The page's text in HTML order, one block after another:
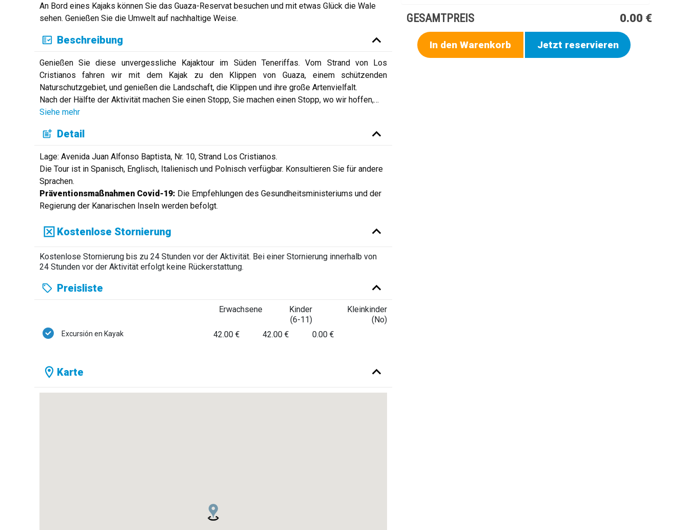
An Bord eines Kajaks können Sie das Guaza-Reservat besuchen und mit etwas Glück die Wale
sehen. Genießen Sie die Umwelt auf nachhaltige Weise.
Beschreibung
Genießen Sie diese unvergessliche Kajaktour im Süden Teneriffas. Vom Strand von Los
Cristianos fahren wir mit dem Kajak zu den Klippen von Guaza, einem schützenden
Naturschutzgebiet, und genießen die Landschaft, die Klippen und ihre große Artenvielfalt.
Nach der Hälfte der Aktivität machen Sie einen Stopp, Sie machen einen Stopp, wo wir hoffen,…
Siehe mehr
Detail
Lage: Avenida Juan Alfonso Baptista, Nr. 10, Strand Los Cristianos.
Die Tour ist in Spanisch, Englisch, Italienisch und Polnisch verfügbar. Konsultieren Sie für andere
Sprachen.
Präventionsmaßnahmen Covid-19: Die Empfehlungen des Gesundheitsministeriums und der
Regierung der Kanarischen Inseln werden befolgt.
Kostenlose Stornierung
Kostenlose Stornierung bis zu 24 Stunden vor der Aktivität. Bei einer Stornierung innerhalb von
24 Stunden vor der Aktivität erfolgt keine Rückerstattung.
Preisliste
Erwachsene
Kinder
(6-11)
Kleinkinder
(No)
Excursión en Kayak 42.00 € 42.00 € 0.00 €
Karte
GESAMTPREIS 0.00 €
In den Warenkorb Jetzt reservieren